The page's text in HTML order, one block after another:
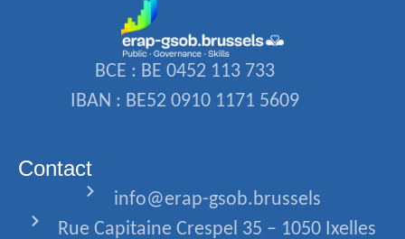
BCE : BE 0452 113 733
IBAN : BE52 0910 1171 5609
Contact
info@erap-gsob.brussels
Rue Capitaine Crespel 35 – 1050 Ixelles